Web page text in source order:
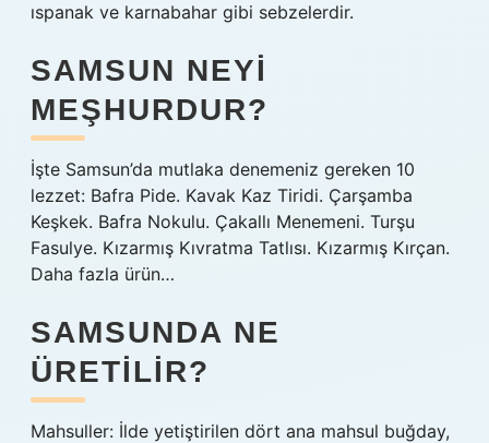
ıspanak ve karnabahar gibi sebzelerdir.
SAMSUN NEYI
MEŞHURDUR?
İşte Samsun’da mutlaka denemeniz gereken 10
lezzet: Bafra Pide. Kavak Kaz Tiridi. Çarşamba
Keşkek. Bafra Nokulu. Çakallı Menemeni. Turşu
Fasulye. Kızarmış Kıvratma Tatlısı. Kızarmış Kırçan.
Daha fazla ürün…
SAMSUNDA NE
ÜRETILIR?
Mahsuller: İlde yetiştirilen dört ana mahsul buğday,